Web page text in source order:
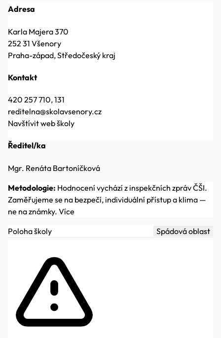
Adresa
Karla Majera 370
252 31 Všenory
Praha-západ, Středočeský kraj
Kontakt
420 257 710, 131
reditelna@skolavsenory.cz
Navštívit web školy
Ředitel/ka
Mgr. Renáta Bartoníčková
Metodologie: Hodnocení vychází z inspekčních zpráv ČŠI.
Zaměřujeme se na bezpečí, individuální přístup a klima —
ne na známky. Více
Poloha školy
Spádová oblast